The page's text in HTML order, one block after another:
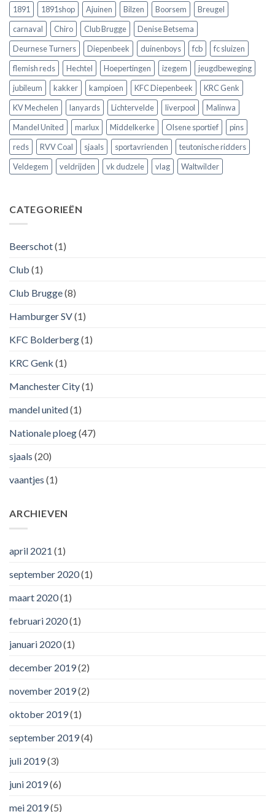
!!
de
Europese
velden
Club
Brugge
volgens
Argentijnse
media
1891 1891shop Ajuinen Bilzen Boorsem
Breugel
carnaval
Chiro Club Brugge
Denise Betsema
Deurnese Turners
Diepenbeek duinenboys fcb
fc sluizen
flemish reds
Hechtel Hoepertingen izegem
jeugdbeweging
jubileum
kakker kampioen KFC Diepenbeek
KRC Genk
KV Mechelen
lanyards Lichtervelde liverpool
Malinwa
Mandel United
marlux Middelkerke Olsene sportief
pins
reds
RVV Coal sjaals sportavrienden
teutonische ridders
Veldegem
veldrijden vk dudzele vlag Waltwilder
CATEGORIEËN
Beerschot(1)
Club (1)
Club Brugge(8)
Hamburger SV(1)
KFC Bolderberg(1)
KRC Genk (1)
Manchester City(1)
mandel united(1)
Nationale ploeg(47)
sjaals (20)
vaantjes (1)
ARCHIEVEN
april 2021 (1)
september 2020(1)
maart 2020(1)
februari 2020(1)
januari 2020(1)
december 2019(2)
november 2019(2)
oktober 2019(1)
september 2019(4)
juli 2019(3)
juni 2019(6)
mei 2019(5)